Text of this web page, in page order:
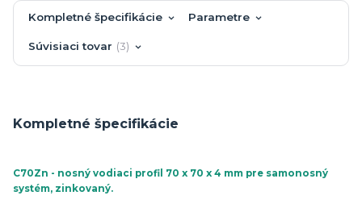
Kompletné špecifikácie Parametre
Súvisiaci tovar 3
Kompletné špecifikácie
C70Zn - nosný vodiaci profil 70 x 70 x 4 mm pre samonosný
systém, zinkovaný.